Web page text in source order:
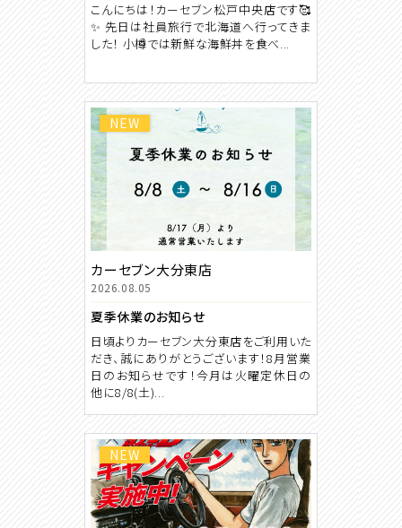
こんにちは！カーセブン松戸中央店です🥰
✨ 先日は社員旅行で北海道へ行ってきま
した！ 小樽では新鮮な海鮮丼を食べ...
NEW
カーセブン大分東店
2026.08.05
夏季休業のお知らせ
日頃よりカーセブン大分東店をご利用いた
だき、誠にありがとうございます！8月営業
日のお知らせです！今月は火曜定休日の
他に8/8(土)...
NEW